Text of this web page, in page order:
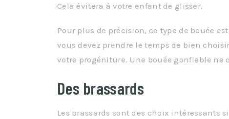
Cela évitera à votre enfant de glisser.
Pour plus de précision, ce type de bouée
vous devez prendre le temps de bien
votre progéniture. Une bouée gonflable ne
Des brassards
Les brassards sont des choix intéressants